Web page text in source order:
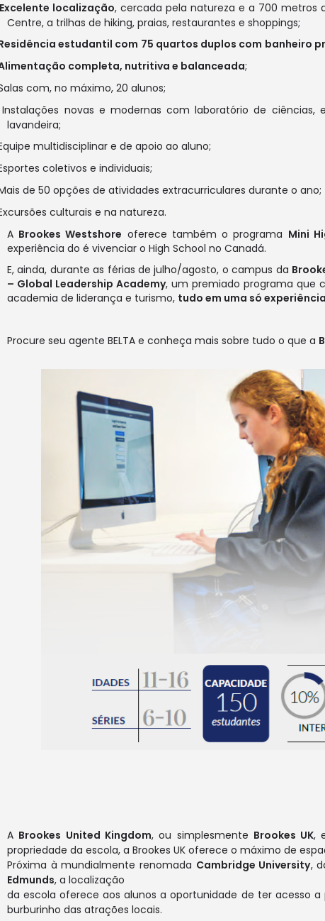
Excelente localização, cercada pela natureza e a 700 metros
Centre, a trilhas de hiking, praias, restaurantes e shoppings;
estudantil com 75 quartos duplos com banheiro
completa, nutritiva e balanceada;
com, no máximo, 20 alunos;
Instalações novas e modernas com laboratório de ciências,
lavandeira;
multidisciplinar e de apoio ao aluno;
coletivos e individuais;
de 50 opções de atividades extracurriculares durante o ano;
culturais e na natureza.
A Brookes Westshore oferece também o programa Mini
experiência do é vivenciar o High School no Canadá.
E, ainda, durante as férias de julho/agosto, o campus da
– Global Leadership Academy, um premiado programa que
academia de liderança e turismo, tudo em uma só experiência
Procure seu agente BELTA e conheça mais sobre tudo o que a
A Brookes United Kingdom, ou simplesmente Brookes UK,
propriedade da escola, a Brookes UK oferece o máximo de
Próxima à mundialmente renomada Cambridge University,
Edmunds, a localização
da escola oferece aos alunos a oportunidade de ter acesso
burburinho das atrações locais.